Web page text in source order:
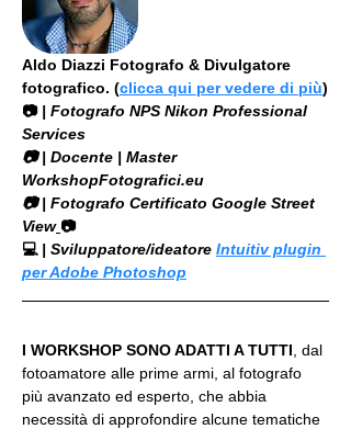
Aldo Diazzi Fotografo & Divulgatore
fotografico. (clicca qui per vedere di più)
📷 | Fotografo NPS Nikon Professional
Services
​📷 | Docente | Master
WorkshopFotografici.eu
📷 | Fotografo Certificato Google Street
View 📷
💻 | Sviluppatore/ideatore Intuitiv plugin
per Adobe Photoshop
I WORKSHOP SONO ADATTI A TUTTI , dal
fotoamatore alle prime armi, al fotografo
più avanzato ed esperto, che abbia
necessità di approfondire alcune tematiche